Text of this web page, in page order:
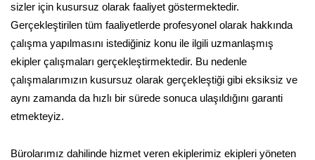
sizler için kusursuz olarak faaliyet göstermektedir.
Gerçekleştirilen tüm faaliyetlerde profesyonel olarak hakkında
çalışma yapılmasını istediğiniz konu ile ilgili uzmanlaşmış
ekipler çalışmaları gerçekleştirmektedir. Bu nedenle
çalışmalarımızın kusursuz olarak gerçekleştiği gibi eksiksiz ve
aynı zamanda da hızlı bir sürede sonuca ulaşıldığını garanti
etmekteyiz.
Bürolarımız dahilinde hizmet veren ekiplerimiz ekipleri yöneten